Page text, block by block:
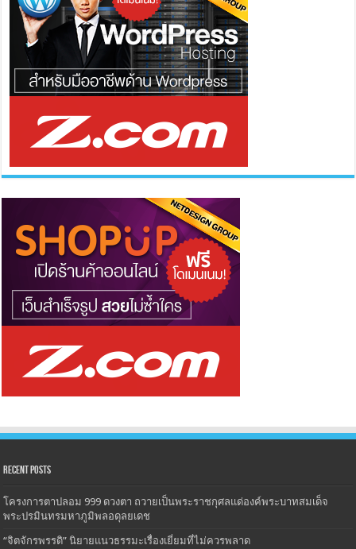
Recent Posts
โครงการตาปลอม 999 ดวงตา ถวายเป็นพระราชกุศลแด่องค์พระบาทสมเด็จ
พระปรมินทรมหาภูมิพลอดุลยเดช
“จิตจักรพรรดิ” นิยายแนวธรรมะเรื่องเยี่ยมที่ไม่ควรพลาด